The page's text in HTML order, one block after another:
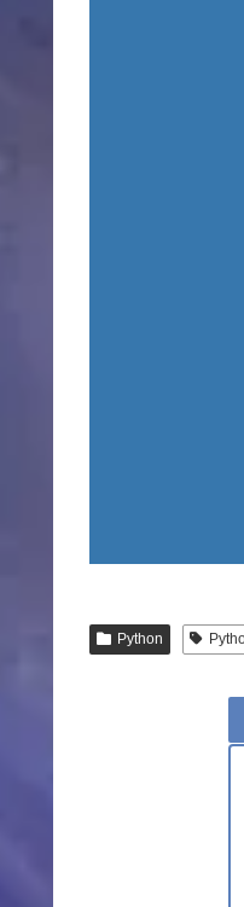
Python